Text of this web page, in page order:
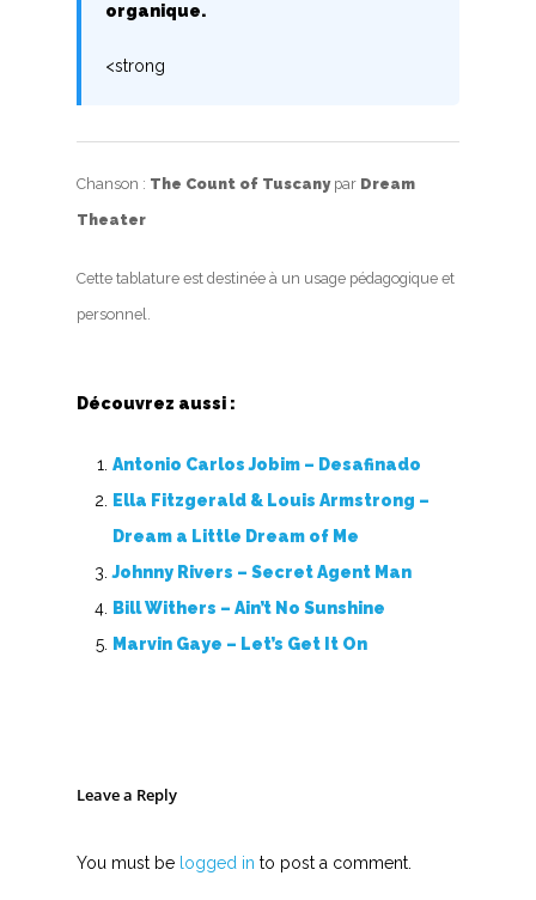
organique.
<strong
Chanson : The Count of Tuscanypar Dream
Theater
Cette tablature est destinée à un usage pédagogique et
personnel.
Découvrez aussi :
Antonio Carlos Jobim – Desafinado
Ella Fitzgerald & Louis Armstrong –
Dream a Little Dream of Me
Johnny Rivers – Secret Agent Man
Bill Withers – Ain’t No Sunshine
Marvin Gaye – Let’s Get It On
Leave a Reply
You must be logged in to post a comment.